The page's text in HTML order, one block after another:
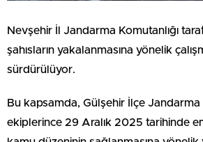
Nevşehir İl Jandarma Komutanlığı
şahısların yakalanmasına yönelik
sürdürülüyor.
Bu kapsamda, Gülşehir İlçe Jandarma
ekiplerince 29 Aralık 2025 tarihinde